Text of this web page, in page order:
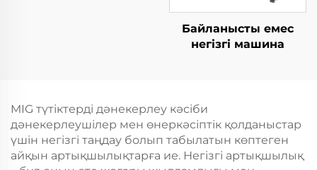
Байланысты емес
негізгі машина
MIG түтіктерді дәнекерлеу кәсіби
дәнекерлеушілер мен өнеркәсіптік қолданыстар
үшін негізгі таңдау болып табылатын көптеген
айқын артықшылықтарға ие. Негізгі артықшылық